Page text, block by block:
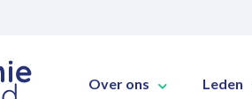
Over ons Leden